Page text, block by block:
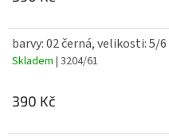
barvy: 02 černá, velikosti: 5/6
Skladem | 3204/61
390 Kč